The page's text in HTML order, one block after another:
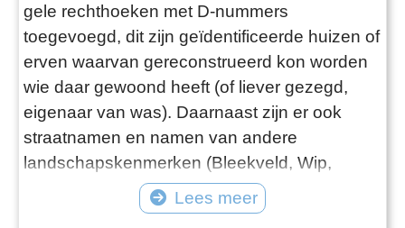
gele rechthoeken met D-nummers
toegevoegd, dit zijn geïdentificeerde huizen of
erven waarvan gereconstrueerd kon worden
wie daar gewoond heeft (of liever gezegd,
eigenaar van was). Daarnaast zijn er ook
straatnamen en namen van andere
landschapskenmerken (Bleekveld, Wip,
Kerkhuis, Tolhuis, boomgaard) toegevoegd.
Meer informatie over elk D-nummer (en ook
Lees meer